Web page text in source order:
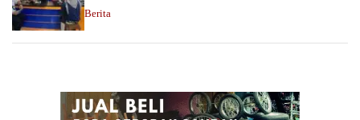
Berita